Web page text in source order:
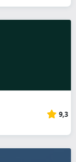
9,3